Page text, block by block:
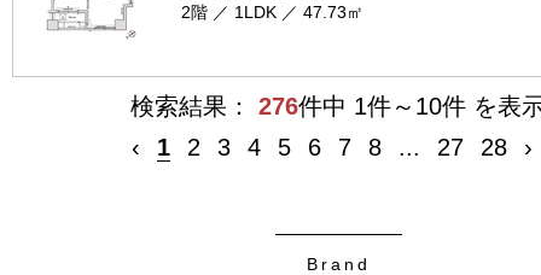
2階 ／ 1LDK ／ 47.73㎡
検索結果： 276件中 1件～10件 を表
‹
1 2 3 4 5 6 7 8 ... 27 28 ›
Brand